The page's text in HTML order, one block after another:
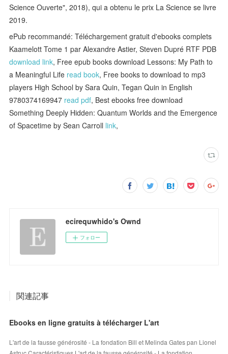
Science Ouverte", 2018), qui a obtenu le prix La Science se livre
2019.
ePub recommandé: Téléchargement gratuit d'ebooks complets
Kaamelott Tome 1 par Alexandre Astier, Steven Dupré RTF PDB
download link, Free epub books download Lessons: My Path to
a Meaningful Life read book, Free books to download to mp3
players High School by Sara Quin, Tegan Quin in English
9780374169947 read pdf, Best ebooks free download
Something Deeply Hidden: Quantum Worlds and the Emergence
of Spacetime by Sean Carroll link,
ecirequwhido's Ownd
フォロー
関連記事
Ebooks en ligne gratuits à télécharger L'art
L'art de la fausse générosité - La fondation Bill et Melinda Gates pan Lionel